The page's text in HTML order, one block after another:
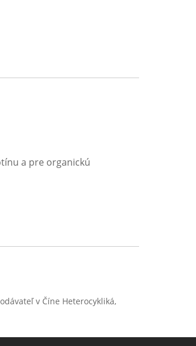
a pre organickú
v Číne Heterocykliká,